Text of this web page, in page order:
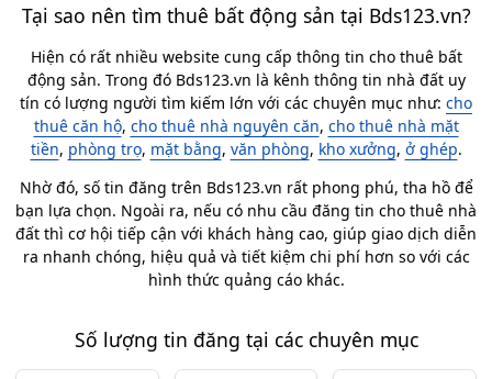
Tại sao nên tìm thuê bất động sản tại Bds123.vn?
Hiện có rất nhiều website cung cấp thông tin cho thuê bất
động sản. Trong đó Bds123.vn là kênh thông tin nhà đất uy
tín có lượng người tìm kiếm lớn với các chuyên mục như: cho
thuê căn hộ, cho thuê nhà nguyên căn, cho thuê nhà mặt
tiền, phòng trọ, mặt bằng, văn phòng, kho xưởng, ở ghép.
Nhờ đó, số tin đăng trên Bds123.vn rất phong phú, tha hồ để
bạn lựa chọn. Ngoài ra, nếu có nhu cầu đăng tin cho thuê nhà
đất thì cơ hội tiếp cận với khách hàng cao, giúp giao dịch diễn
ra nhanh chóng, hiệu quả và tiết kiệm chi phí hơn so với các
hình thức quảng cáo khác.
Số lượng tin đăng tại các chuyên mục